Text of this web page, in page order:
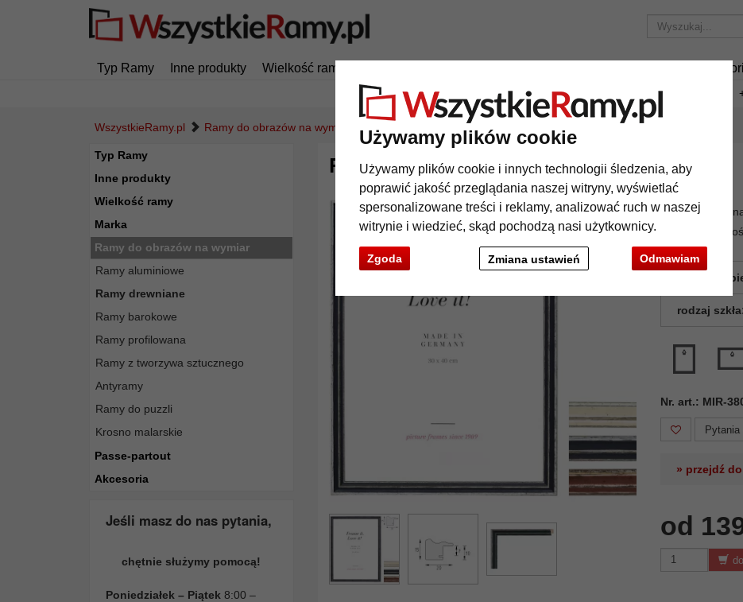
Używamy plików cookie
Używamy plików cookie i innych technologii śledzenia, aby
poprawić jakość przeglądania naszej witryny, wyświetlać
spersonalizowane treści i reklamy, analizować ruch w naszej
witrynie i wiedzieć, skąd pochodzą nasi użytkownicy.
Zgoda Odmawiam
Zmiana ustawień
Typ Ramy Inne produkty Wielkość ramy
Tylko 25,95 zł za wysyłkę.
WszystkieRamy.pl Ramy do obrazów na wymiar Ramy drewniane Rama drewniana Dijon na wymiar
Typ Ramy
Inne produkty
Wielkość ramy
Marka
Ramy do obrazów na wymiar
Ramy aluminiowe
Ramy drewniane
Ramy barokowe
Ramy profilowana
Ramy z tworzywa sztucznego
Antyramy
Ramy do puzzli
Krosno malarskie
Passe-partout
Akcesoria
Jeśli masz do nas pytania,
chętnie służymy pomocą!
Poniedziałek – Piątek 8:00 –
Rama drewniana Dijon na wymiar
Rama z
doskonałej
rodzaj
Nr. art.: MIR-
Pytania
» przejdź
od